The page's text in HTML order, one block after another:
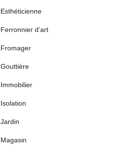
Esthéticienne
Ferronnier d’art
Fromager
Gouttière
Immobilier
Isolation
Jardin
Magasin